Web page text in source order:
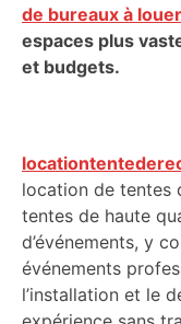
de bureaux à louer
espaces plus
et budgets.
location de tentes
tentes de haute
d’événements, y
événements
l’installation et le